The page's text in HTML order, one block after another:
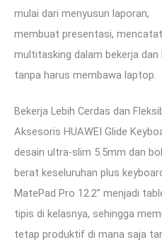
mulai dari menyusun laporan,
membuat presentasi,
multitasking dalam bekerja dan
tanpa harus membawa laptop.
Bekerja Lebih Cerdas dan
Aksesoris HUAWEI Glide
desain ultra-slim 5.5mm dan
berat keseluruhan plus
MatePad Pro 12.2” menjadi
tipis di kelasnya, sehingga
tetap produktif di mana saja